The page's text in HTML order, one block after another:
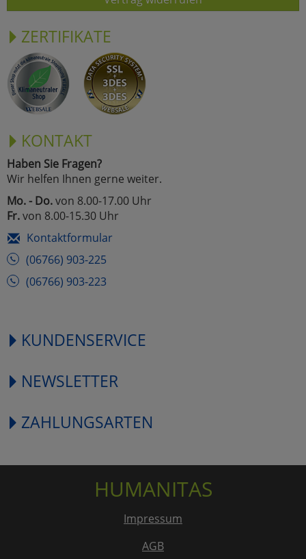
ZERTIFIKATE
KONTAKT
Haben Sie Fragen?
Wir helfen Ihnen gerne weiter.
Mo. - Do.von 8.00-17.00 Uhr
Fr.von 8.00-15.30 Uhr
Kontaktformular
(06766) 903-225
(06766) 903-223
KUNDENSERVICE
NEWSLETTER
ZAHLUNGSARTEN
HUMANITAS
Impressum
AGB